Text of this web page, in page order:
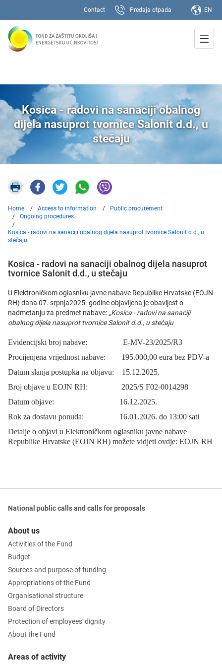
Contact Predaja otpada EN
Kosica - radovi na sanaciji obalnog
dijela nasuprot tvornice Salonit d.d., u
stečaju
Home Access to information
Public procurement
Ongoing procedures
Kosica - radovi na sanaciji obalnog dijela nasuprot tvornice Salonit d.d., u
stečaju
Kosica - radovi na sanaciji obalnog dijela nasuprot
tvornice Salonit d.d., u stečaju
U Elektroničkom oglasniku javne nabave Republike Hrvatske (EOJN
RH) dana 07. srpnja2025. godine objavljena je obavijest o
nadmetanju za predmet nabave: „Kosica - radovi na sanaciji
obalnog dijela nasuprot tvornice Salonit d.d., u stečaju
Evidencijski broj nabave: E-MV-23/2025/R3
Procijenjena vrijednost nabave: 195.000,00 eura bez PDV-a
Datum slanja postupka na objavu: 15.12.2025.
Broj objave u EOJN RH: 2025/S F02-0014298
Datum objave: 16.12.2025.
Rok za dostavu ponuda: 16.01.2026. do 13:00 sati
Detalje o objavi u Elektroničkom oglasniku javne nabave
Republike Hrvatske (EOJN RH) možete vidjeti ovdje: EOJN RH
National public calls and calls for proposals
About us
Activities of the Fund
Budget
Sources and purpose of funding
Appropriations of the Fund
Organisational structure
Board of Directors
Protection of employees' dignity
About the Fund
Areas of activity